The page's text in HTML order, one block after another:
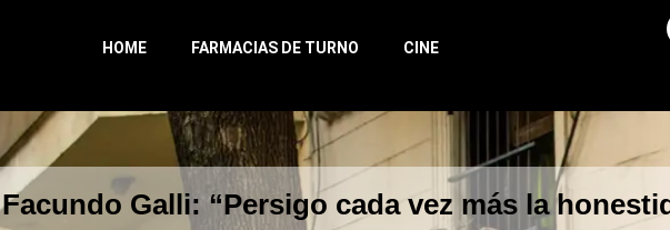
HOME FARMACIAS DE TURNO CINE
Facundo Galli: “Persigo cada vez más la